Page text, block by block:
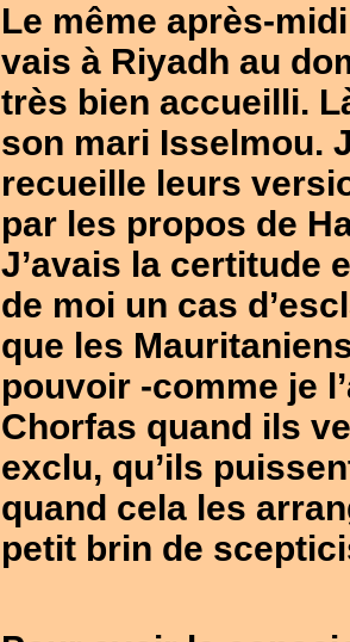
Le même après-
vais à Riyadh au
très bien accueilli.
son mari Isselmou.
recueille leurs
par les propos de
J’avais la certitude
de moi un cas
que les
pouvoir -comme je
Chorfas quand ils
exclu, qu’ils
quand cela les
petit brin de